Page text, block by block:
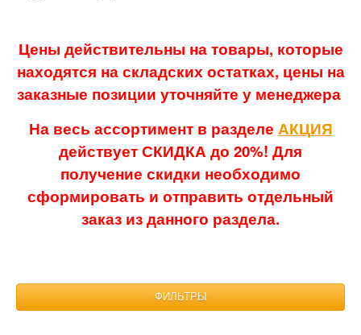
Цены действительны на товары, которые
находятся на складских остатках, цены на
заказные позиции уточняйте у менеджера
На весь ассортимент в разделе АКЦИЯ
действует СКИДКА до 20%! Для
получение скидки необходимо
сформировать и отправить отдельный
заказ из данного раздела.
ФИЛЬТРЫ